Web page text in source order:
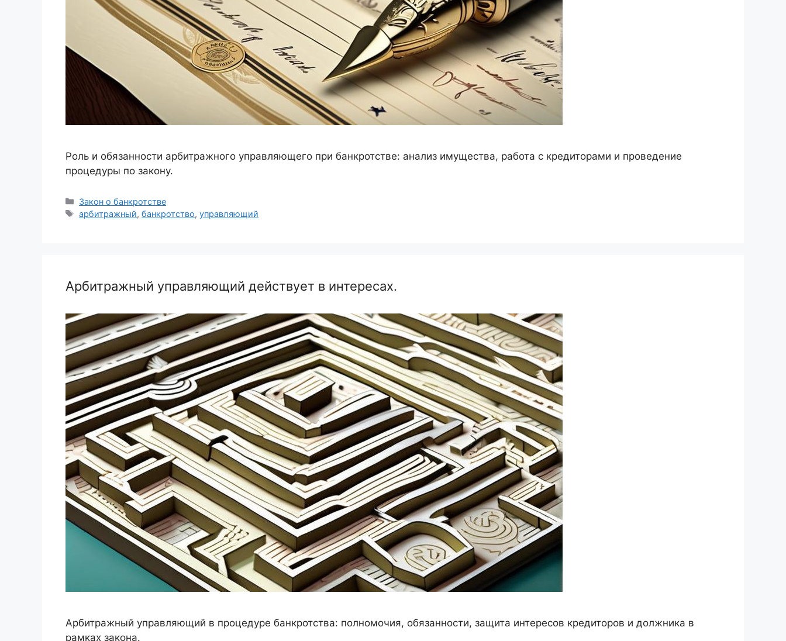
Роль и обязанности арбитражного управляющего при банкротстве: анализ имущества, работа с кредиторами и проведение
процедуры по закону.
Рубрики
Закон о банкротстве
Метки
арбитражный,банкротство,управляющий
Арбитражный управляющий действует в интересах.
Арбитражный управляющий в процедуре банкротства: полномочия, обязанности, защита интересов кредиторов и должника в
рамках закона.